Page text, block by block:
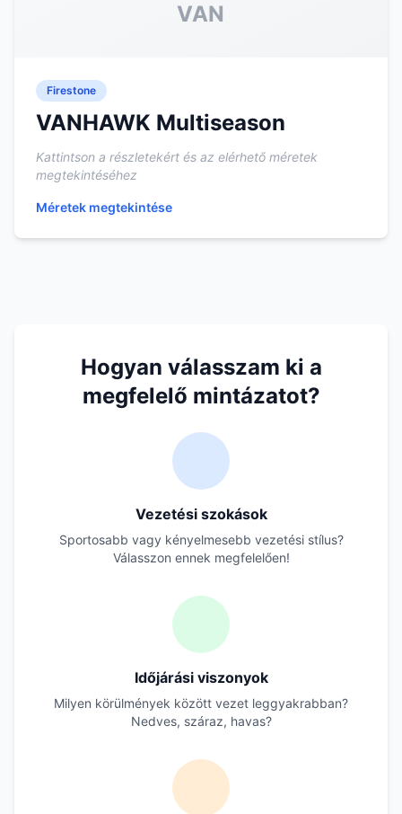
VAN
Firestone
VANHAWK Multiseason
Kattintson a részletekért és az elérhető méretek
megtekintéséhez
Méretek megtekintése
Hogyan válasszam ki a
megfelelő mintázatot?
Vezetési szokások
Sportosabb vagy kényelmesebb vezetési stílus?
Válasszon ennek megfelelően!
Időjárási viszonyok
Milyen körülmények között vezet leggyakrabban?
Nedves, száraz, havas?